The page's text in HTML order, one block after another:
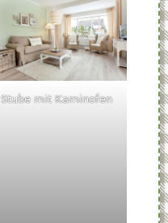
Stube mit Kaminofen